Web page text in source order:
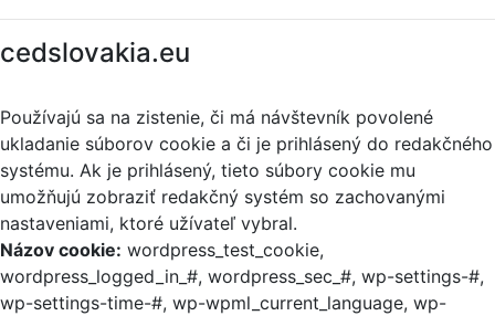
cedslovakia.eu
Používajú sa na zistenie, či má návštevník povolené
ukladanie súborov cookie a či je prihlásený do redakčného
systému. Ak je prihlásený, tieto súbory cookie mu
umožňujú zobraziť redakčný systém so zachovanými
nastaveniami, ktoré užívateľ vybral.
Názov cookie: wordpress_test_cookie,
wordpress_logged_in_#, wordpress_sec_#, wp-settings-#,
wp-settings-time-#, wp-wpml_current_language, wp-